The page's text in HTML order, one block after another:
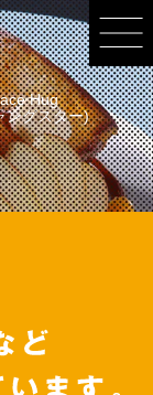
Hug
ングスター)